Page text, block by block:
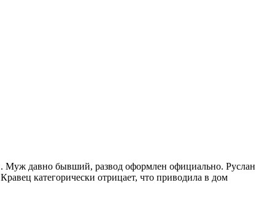
Муж давно бывший, развод оформлен официально. Руслан
категорически отрицает, что приводила в дом